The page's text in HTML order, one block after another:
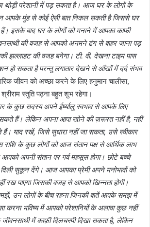
परेशानी में पड़ सकता है। आज घर के लोगों के
आपके मुंह से कोई ऐसी बात निकल सकती है जिससे घर
इसके बाद घर के लोगों को मनाने में आपका काफी
की वजह से आपको अनमने ढंग से बाहर जाना पड़
झल्लाहट की वजह बनेगा। टी. वी. देखना टाइम पास
हो सकता है परन्तु लगातार देखने से आँखों में दर्द संभव
जीवन को अच्छा करने के लिए हनुमान चालीसा,
स्तुति पढ़ना बहुत शुभ रहेगा।
के कुछ सदस्य अपने ईर्ष्यालु स्वभाव से आपके लिए
हैं। लेकिन अपना आपा खोने की ज़रूरत नहीं है, नहीं
हैं। याद रखें, जिसे सुधारा नहीं जा सकता, उसे स्वीकार
राशि केे कुछ लोगों को आज संतान पक्ष से आर्थिक लाभ
अपनी संतान पर गर्व महसूस होगा। छोटे बच्चे
सुकून देंगे। आज आपका प्रेमी अपने मनोभावों को
पाएगा जिसकी वजह से आपको खिन्नता होगी।
उन लोगों के बीच रहना जिनकी बातें आपके समझ में
करना भविष्य में आपको परेशानियों के अलावा कुछ नहीं
में काफ़ी दिलचस्पी दिखा सकता है, लेकिन